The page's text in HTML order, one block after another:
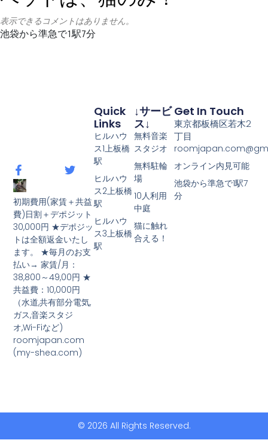
表示できるコメントはありません。
初期費用(家賃＋共益
費)日割＋デポジット
30,000円 ★デポジッ
トは全額返金いたし
ます。 ★毎月のお支
払い→ 家賃/月：
38,800～49,00円 ★
共益費：10,000円
（水道,共有部分電気,
ガス,音楽スタジ
オ,Wi-Fiなど)
roomjapan.com
(my-shea.com)
↓サービ
ス↓
無料音楽
スタジオ
無料駐輪
場
10人利用
中庭
猫に触れ
合える！
Quick
Links
ヒルハウ
ス1上板橋
駅
ヒルハウ
ス2上板橋
駅
ヒルハウ
ス3上板橋
駅
Get In Touch
東京都板橋区若木2
丁目
オンライン内見可能
池袋から準急で1駅7
分
© 2026 All Rights Reserved.